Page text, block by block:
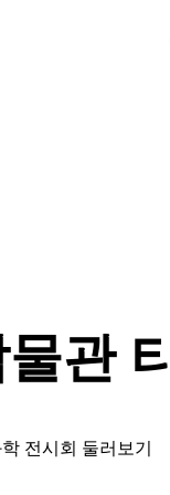
관
전시회 둘러보기